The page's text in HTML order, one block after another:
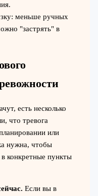
меньше ручных
"застрять" в
есть несколько
что тревога
или
нужна, чтобы
конкретные пункты
Если вы в